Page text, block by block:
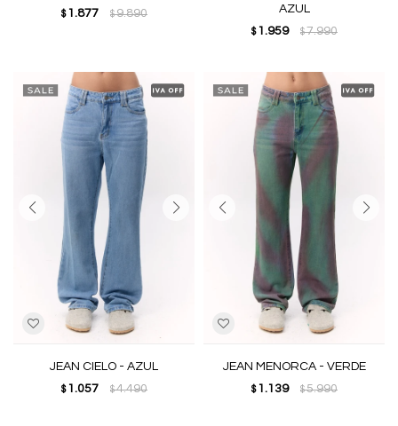
$ 1.877 $9.890 AZUL
$ 1.959 $7.990
JEAN CIELO - AZUL
$ 1.057 $4.490
JEAN MENORCA - VERDE
$ 1.139 $5.990